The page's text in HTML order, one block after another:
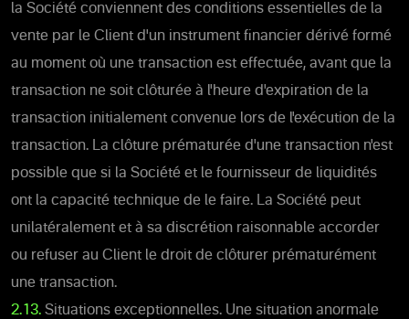
la Société conviennent des conditions essentielles de la
vente par le Client d'un instrument financier dérivé formé
au moment où une transaction est effectuée, avant que la
transaction ne soit clôturée à l'heure d'expiration de la
transaction initialement convenue lors de l'exécution de la
transaction. La clôture prématurée d'une transaction n'est
possible que si la Société et le fournisseur de liquidités
ont la capacité technique de le faire. La Société peut
unilatéralement et à sa discrétion raisonnable accorder
ou refuser au Client le droit de clôturer prématurément
une transaction.
2.13. Situations exceptionnelles. Une situation anormale